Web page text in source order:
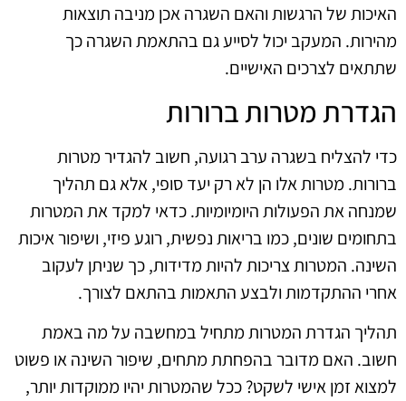
האיכות של הרגשות והאם השגרה אכן מניבה תוצאות
מהירות. המעקב יכול לסייע גם בהתאמת השגרה כך
שתתאים לצרכים האישיים.
הגדרת מטרות ברורות
כדי להצליח בשגרה ערב רגועה, חשוב להגדיר מטרות
ברורות. מטרות אלו הן לא רק יעד סופי, אלא גם תהליך
שמנחה את הפעולות היומיומיות. כדאי למקד את המטרות
בתחומים שונים, כמו בריאות נפשית, רוגע פיזי, ושיפור איכות
השינה. המטרות צריכות להיות מדידות, כך שניתן לעקוב
אחרי ההתקדמות ולבצע התאמות בהתאם לצורך.
תהליך הגדרת המטרות מתחיל במחשבה על מה באמת
חשוב. האם מדובר בהפחתת מתחים, שיפור השינה או פשוט
למצוא זמן אישי לשקט? ככל שהמטרות יהיו ממוקדות יותר,